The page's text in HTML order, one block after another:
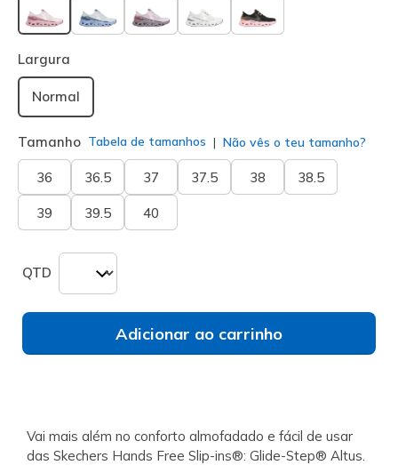
selecionado
Largura
Normal
Tamanho Tabela de tamanhos Não vês o teu tamanho?
36 36.5 37 37.5 38 38.5
39 39.5 40
QTD
Adicionar ao carrinho
Vai mais além no conforto almofadado e fácil de usar
das Skechers Hands Free Slip-ins®: Glide-Step® Altus.